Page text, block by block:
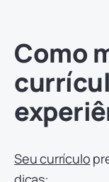
Como
Seu currículo